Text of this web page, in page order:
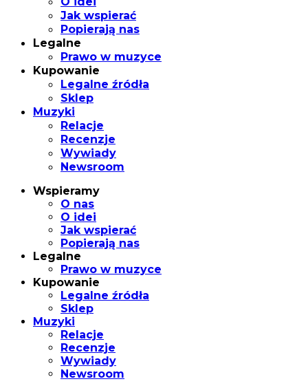
Jak wspierać
Popierają nas
Legalne
Prawo w muzyce
Kupowanie
Legalne źródła
Sklep
Muzyki
Relacje
Recenzje
Wywiady
Newsroom
Wspieramy
O nas
O idei
Jak wspierać
Popierają nas
Legalne
Prawo w muzyce
Kupowanie
Legalne źródła
Sklep
Muzyki
Relacje
Recenzje
Wywiady
Newsroom